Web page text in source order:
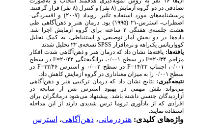
تصادفی در دو گروه آزمایش (۸ نفر) و کنترل (۸ نفر) قرار گرفتند.
پرسشنامه‌های مورد استفاده تأثیر رویداد (۲۰۰۷) و افسردگی-
اضطراب- استرس-۲۱ (۱۹۹۵) بود. درمان هنر و ذهن‌آگاهی طی
هشت جلسه‌ی هفتگی ۲ ساعته برای گروه آزمایش اجرا شد.
داده‌ها در دو بخش آمار توصیفی و استنباطی، به کمک تحلیل
کوواریانس یک‌راهه و نرم‌افزار SPSSنسخه‌ی ۲۲ تحلیل شدند.
یافته‌ها:یافته‌ها نشان داد که درمان هنر و ذهن‌آگاهی شدت افکار
مزاحم ۲۰/۳۴=
Fدر سطح ۰/۰۰۱، برانگیختگی ۲۰/۴۳= Fدر سطح
۰/۰۰۱، اجتناب ۱۴/۳۲=
F در سطح ۰/۰۰۲ و استرس ۳۳/۴۶= F در
سطح ۰/۰۰۱ را به میزان معناداری در گروه آزمایش کاهش داد.
نتیجه‌گیری:نتایج نشان داد که درمان ترکیبی هنر و ذهن‌آگاهی
می‌تواند نقش مهمی در بهبود استرس پس از سانحه در
آزاردیدگان جنسی داشته باشد. پیشنهاد می‌شود درمانگران برای
افرادی که از یادآوری تروما ترس شدیدی دارند از این مداخله
استفاده نمایند.
واژه‌های کلیدی:هنردرمانی،ذهن‌آگاهی،استرس